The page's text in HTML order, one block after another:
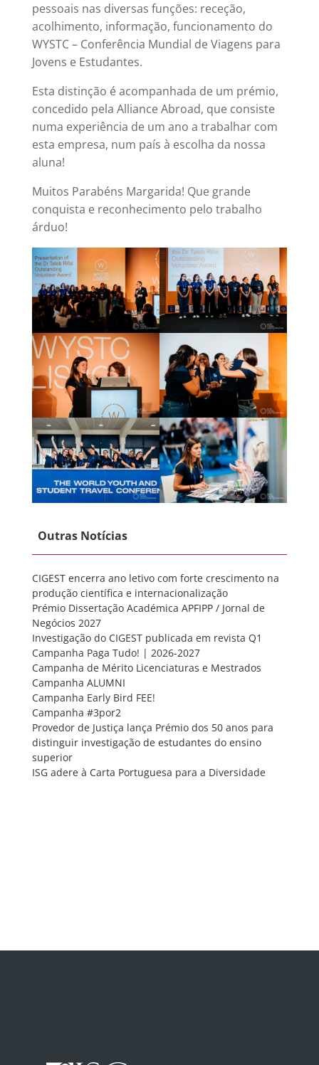
pessoais nas diversas funções: receção,
acolhimento, informação, funcionamento do
WYSTC – Conferência Mundial de Viagens para
Jovens e Estudantes.
Esta distinção é acompanhada de um prémio,
concedido pela Alliance Abroad, que consiste
numa experiência de um ano a trabalhar com
esta empresa, num país à escolha da nossa
aluna!
Muitos Parabéns Margarida! Que grande
conquista e reconhecimento pelo trabalho
árduo!
Outras Notícias
CIGEST encerra ano letivo com forte crescimento na
produção científica e internacionalização
Prémio Dissertação Académica APFIPP / Jornal de
Negócios 2027
Investigação do CIGEST publicada em revista Q1
Campanha Paga Tudo! | 2026-2027
Campanha de Mérito Licenciaturas e Mestrados
Campanha ALUMNI
Campanha Early Bird FEE!
Campanha #3por2
Provedor de Justiça lança Prémio dos 50 anos para
distinguir investigação de estudantes do ensino
superior
ISG adere à Carta Portuguesa para a Diversidade